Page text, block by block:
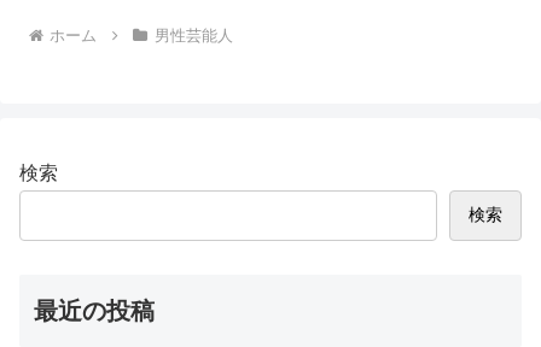
ホーム 男性芸能人
検索
検索
最近の投稿